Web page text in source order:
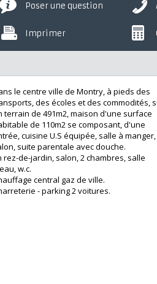
Poser une question
Imprimer
le centre ville de Montry, à pieds des
des écoles et des commodités,
terrain de 491m2, maison d'une surface
de 110m2 se composant, d'une
cuisine U.S équipée, salle à manger,
suite parentale avec douche.
rez-de-jardin, salon, 2 chambres, salle
w.c.
central gaz de ville.
- parking 2 voitures.